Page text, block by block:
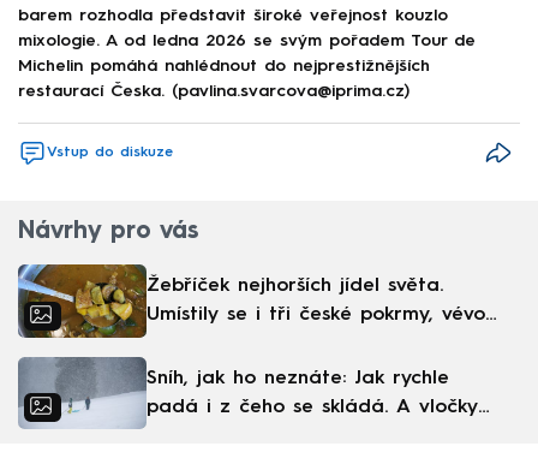
barem rozhodla představit široké veřejnost kouzlo
mixologie. A od ledna 2026 se svým pořadem Tour de
Michelin pomáhá nahlédnout do nejprestižnějších
restaurací Česka. (pavlina.svarcova@iprima.cz)
Vstup do diskuze
Návrhy pro vás
Žebříček nejhorších jídel světa.
Umístily se i tři české pokrmy, vévodí
Sníh, jak ho neznáte: Jak rychle
padá i z čeho se skládá. A vločky